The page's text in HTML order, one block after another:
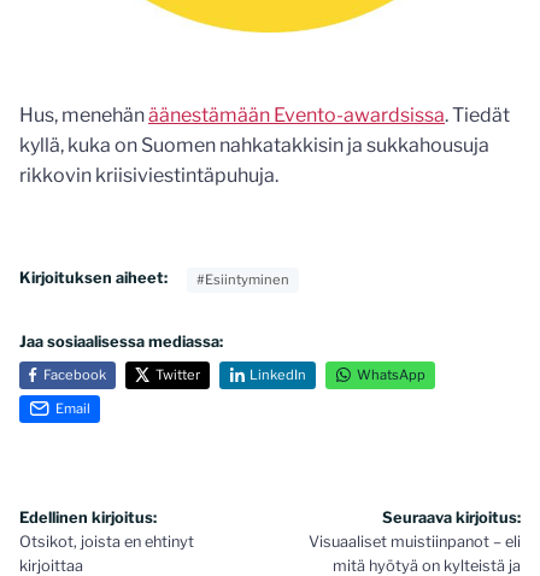
Hus, menehänäänestämään Evento-awardsissa. Tiedät
kyllä, kuka on Suomen nahkatakkisin ja sukkahousuja
rikkovin kriisiviestintäpuhuja.
Kirjoituksen aiheet: #Esiintyminen
Jaa sosiaalisessa mediassa:
Facebook Twitter LinkedIn WhatsApp
Email
Artikkelien
selaus
Edellinen kirjoitus:
Otsikot, joista en ehtinyt
kirjoittaa
Seuraava kirjoitus:
Visuaaliset muistiinpanot – eli
mitä hyötyä on kylteistä ja